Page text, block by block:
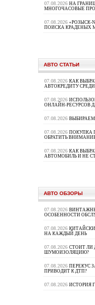
07.08.2026 НА
МНОГОЧАСОВЫЕ
07.08.2026 «РОЗЫСК-
ПОИСКА КРАДЕНЫХ
АВТО СТАТЬИ
07.08.2026 КАК
АВТОКРЕДИТУ
07.08.2026
ОНЛАЙН-РЕСУРСОВ
07.08.2026
07.08.2026 ПОКУПКА
ОБРАТИТЬ
07.08.2026 КАК
АВТОМОБИЛЬ И НЕ
АВТО ОБЗОРЫ
07.08.2026
ОСОБЕННОСТИ
07.08.2026
НА КАЖДЫЙ ДЕНЬ
07.08.2026 СТОИТ ЛИ
ШУМОИЗОЛЯЦИЮ?
07.08.2026 ПЕРЕКУС
ПРИВОДИТ К ДТП?
07.08.2026 ИСТОРИЯ